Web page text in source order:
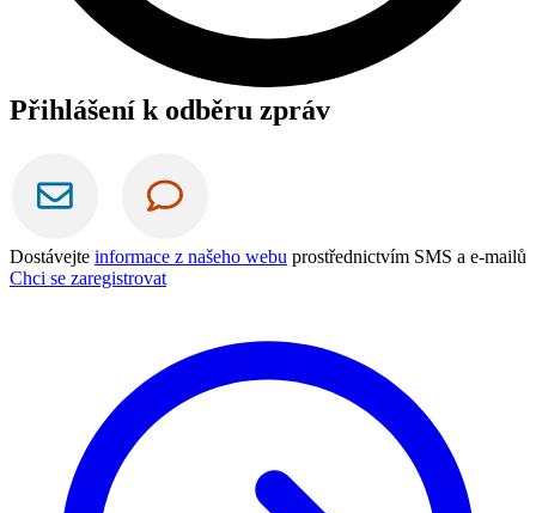
Přihlášení k odběru zpráv
Dostávejte informace z našeho webu prostřednictvím SMS a e-mailů
Chci se zaregistrovat